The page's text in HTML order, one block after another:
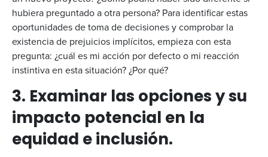
hubiera preguntado a otra persona? Para identificar estas
oportunidades de toma de decisiones y comprobar la
existencia de prejuicios implícitos, empieza con esta
pregunta: ¿cuál es mi acción por defecto o mi reacción
instintiva en esta situación? ¿Por qué?
3. Examinar las opciones y su
impacto potencial en la
equidad e inclusión.